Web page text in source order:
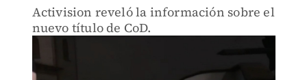
Activision reveló la información sobre el
nuevo título de CoD.